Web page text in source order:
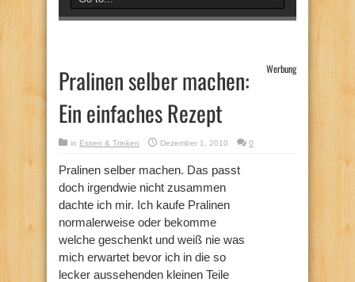
Pralinen selber machen:
Ein einfaches Rezept
Werbung
in Essen & Trinken Dezember 1, 2010 0
Pralinen selber machen. Das passt
doch irgendwie nicht zusammen
dachte ich mir. Ich kaufe Pralinen
normalerweise oder bekomme
welche geschenkt und weiß nie was
mich erwartet bevor ich in die so
lecker aussehenden kleinen Teile